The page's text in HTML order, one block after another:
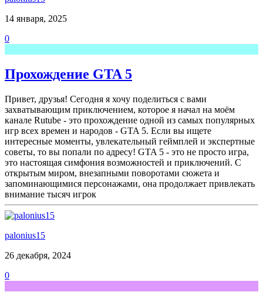
14 января, 2025
0
Прохождение GTA 5
Привет, друзья! Сегодня я хочу поделиться с вами
захватывающим приключением, которое я начал на моём
канале Rutube - это прохождение одной из самых популярных
игр всех времен и народов - GTA 5. Если вы ищете
интересные моменты, увлекательный геймплей и экспертные
советы, то вы попали по адресу! GTA 5 - это не просто игра,
это настоящая симфония возможностей и приключений. С
открытым миром, внезапными поворотами сюжета и
запоминающимися персонажами, она продолжает привлекать
внимание тысяч игрок
palonius15
26 декабря, 2024
0